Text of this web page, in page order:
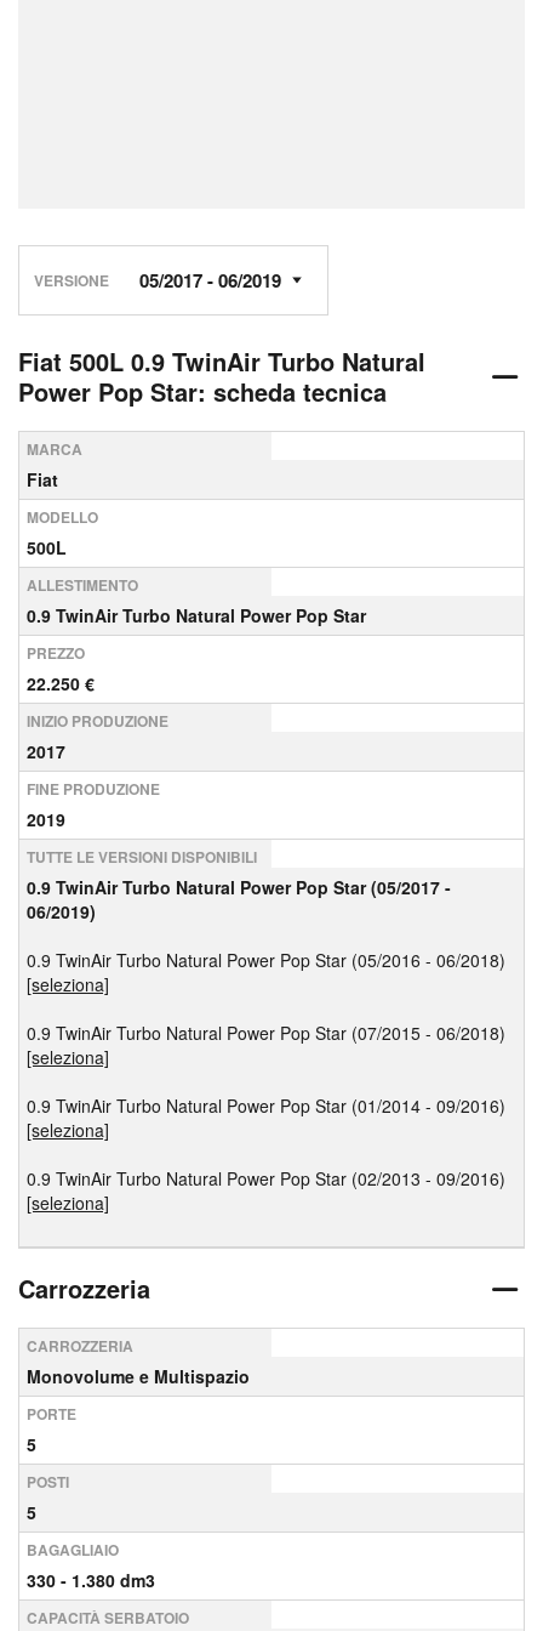
VERSIONE
Fiat 500L 0.9 TwinAir Turbo Natural
Power Pop Star: scheda tecnica
MARCA
Fiat
MODELLO
500L
ALLESTIMENTO
0.9 TwinAir Turbo Natural Power Pop Star
PREZZO
22.250 €
INIZIO PRODUZIONE
2017
FINE PRODUZIONE
2019
TUTTE LE VERSIONI DISPONIBILI
0.9 TwinAir Turbo Natural Power Pop Star (05/2017 -
06/2019)
0.9 TwinAir Turbo Natural Power Pop Star (05/2016 - 06/2018)
[seleziona]
0.9 TwinAir Turbo Natural Power Pop Star (07/2015 - 06/2018)
[seleziona]
0.9 TwinAir Turbo Natural Power Pop Star (01/2014 - 09/2016)
[seleziona]
0.9 TwinAir Turbo Natural Power Pop Star (02/2013 - 09/2016)
[seleziona]
Carrozzeria
CARROZZERIA
Monovolume e Multispazio
PORTE
5
POSTI
5
BAGAGLIAIO
330 - 1.380 dm3
CAPACITÀ SERBATOIO